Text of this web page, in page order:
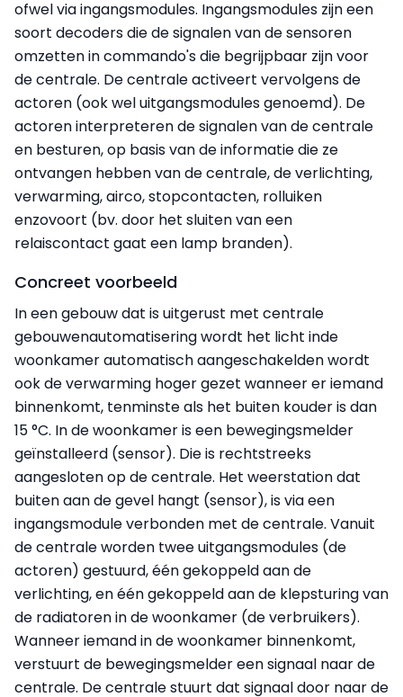
ofwel via ingangsmodules. Ingangsmodules zijn een
soort decoders die de signalen van de sensoren
omzetten in commando's die begrijpbaar zijn voor
de centrale. De centrale activeert vervolgens de
actoren (ook wel uitgangsmodules genoemd). De
actoren interpreteren de signalen van de centrale
en besturen, op basis van de informatie die ze
ontvangen hebben van de centrale, de verlichting,
verwarming, airco, stopcontacten, rolluiken
enzovoort (bv. door het sluiten van een
relaiscontact gaat een lamp branden).
Concreet voorbeeld
In een gebouw dat is uitgerust met centrale
gebouwenautomatisering wordt het licht inde
woonkamer automatisch aangeschakelden wordt
ook de verwarming hoger gezet wanneer er iemand
binnenkomt, tenminste als het buiten kouder is dan
15 °C. In de woonkamer is een bewegingsmelder
geïnstalleerd (sensor). Die is rechtstreeks
aangesloten op de centrale. Het weerstation dat
buiten aan de gevel hangt (sensor), is via een
ingangsmodule verbonden met de centrale. Vanuit
de centrale worden twee uitgangsmodules (de
actoren) gestuurd, één gekoppeld aan de
verlichting, en één gekoppeld aan de klepsturing van
de radiatoren in de woonkamer (de verbruikers).
Wanneer iemand in de woonkamer binnenkomt,
verstuurt de bewegingsmelder een signaal naar de
centrale. De centrale stuurt dat signaal door naar de